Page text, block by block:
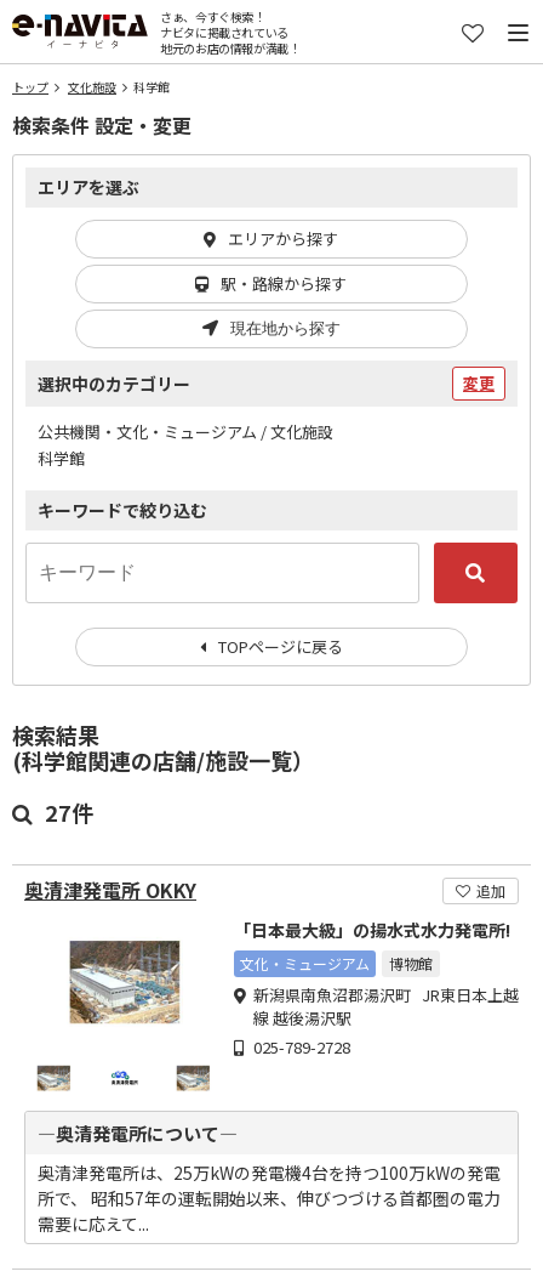
さぁ、今すぐ検索！
ナビタに掲載されている
地元のお店の情報が満載！
トップ 文化施設 科学館
検索結果
(科学館関連の店舗/施設一覧）
27件
奥清津発電所 OKKY 追加
「日本最大級」の揚水式水力発電所!
文化・ミュージアム 博物館
新潟県南魚沼郡湯沢町 JR東日本上越
線 越後湯沢駅
025-789-2728
―奥清発電所について―
奥清津発電所は、25万kWの発電機4台を持つ100万kWの発電
所で、 昭和57年の運転開始以来、伸びつづける首都圏の電力
需要に応えて...
検索条件 設定・変更
エリアを選ぶ
エリアから探す
駅・路線から探す
現在地から探す
選択中のカテゴリー 変更
公共機関・文化・ミュージアム / 文化施設
科学館
キーワードで絞り込む
TOPページに戻る